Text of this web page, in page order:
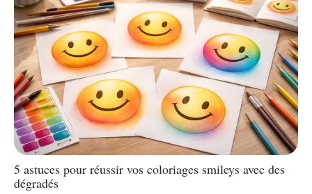
5 astuces pour réussir vos coloriages smileys avec des
dégradés